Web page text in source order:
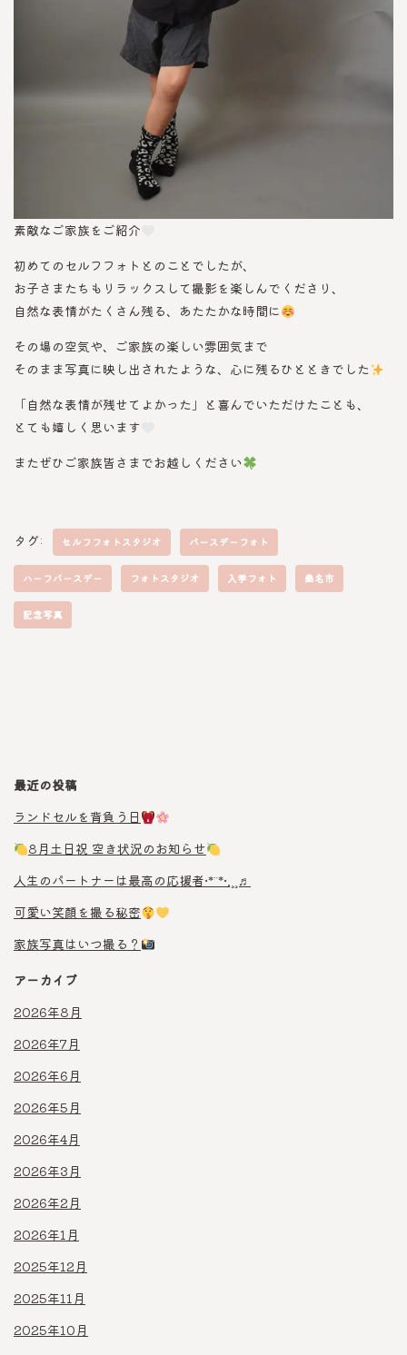
素敵なご家族をご紹介
初めてのセルフフォトとのことでしたが、
お子さまたちもリラックスして撮影を楽しんでくださり、
自然な表情がたくさん残る、あたたかな時間に
その場の空気や、ご家族の楽しい雰囲気まで
そのまま写真に映し出されたような、心に残るひとときでした
「自然な表情が残せてよかった」と喜んでいただけたことも、
とても嬉しく思います
またぜひご家族皆さまでお越しください
タグ: セルフフォトスタジオ バースデーフォト
ハーフバースデー フォトスタジオ 入学フォト 桑名市
記念写真
最近の投稿
ランドセルを背負う日
8月土日祝 空き状況のお知らせ
人生のパートナーは最高の応援者•*¨*•.¸¸♬︎
可愛い笑顔を撮る秘密
家族写真はいつ撮る？
アーカイブ
2026年8月
2026年7月
2026年6月
2026年5月
2026年4月
2026年3月
2026年2月
2026年1月
2025年12月
2025年11月
2025年10月